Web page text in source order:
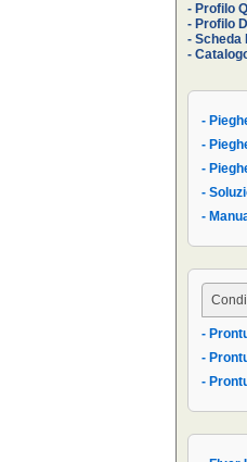
- Profilo
- Profilo
- Scheda
-
-
-
-
-
-
-
-
-
-
-
-